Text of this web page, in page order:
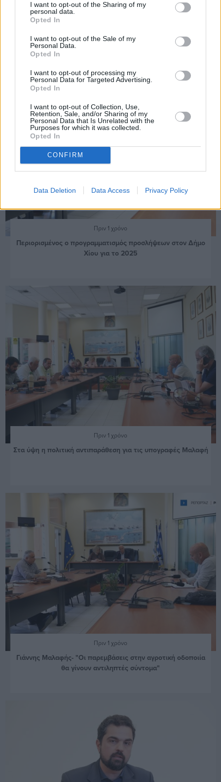
I want to opt-out of the Sharing of my
personal data.
Opted In
I want to opt-out of the Sale of my
Personal Data.
Opted In
I want to opt-out of processing my
Personal Data for Targeted Advertising.
Opted In
I want to opt-out of Collection, Use,
Retention, Sale, and/or Sharing of my
Personal Data that Is Unrelated with the
Purposes for which it was collected.
Opted In
CONFIRM
Data Deletion Data Access Privacy Policy
10.000 ευρώ για μία παγκόσμια ημέρα που δεν υφίσταται και
με 3 μήνες καθυστέρηση
Πριν 1 χρόνο
Περιορισμένος ο προγραμματισμός προσλήψεων στον Δήμο
Χίου για το 2025
Πριν 1 χρόνο
Στα ύψη η πολιτική αντιπαράθεση για τις υπογραφές Μαλαφή
Πριν 1 χρόνο
Γιάννης Μαλαφής- "Οι παρεμβάσεις στην αγροτική οδοποιία
θα γίνουν αντιληπτές σύντομα"